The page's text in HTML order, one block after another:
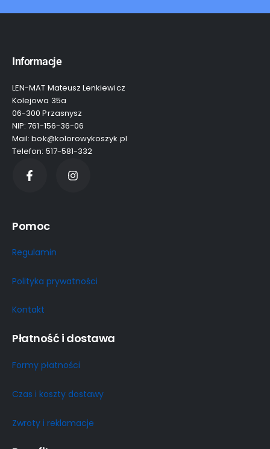
Informacje
LEN-MAT Mateusz Lenkiewicz
Kolejowa 35a
06-300 Przasnysz
NIP: 761-156-36-06
Mail: bok@kolorowykoszyk.pl
Telefon: 517-581-332
Pomoc
Regulamin
Polityka prywatności
Kontakt
Płatność i dostawa
Formy płatności
Czas i koszty dostawy
Zwroty i reklamacje